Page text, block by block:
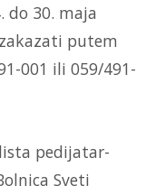
do 30. maja
putem
001 ili 059/491-
pedijatar-
Sveti